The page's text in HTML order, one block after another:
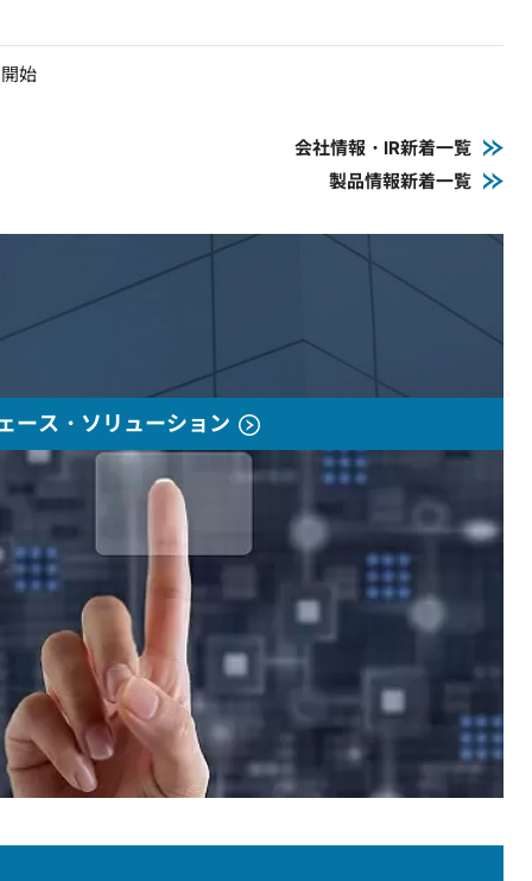
始
会社情報・IR新着一覧
製品情報新着一覧
ース・ソリューション